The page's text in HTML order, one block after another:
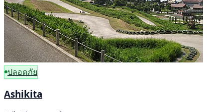
ปลอดภัย
Ashikita